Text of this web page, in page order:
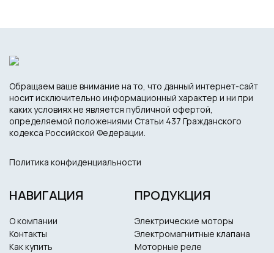
Обращаем ваше внимание на то, что данный интернет-сайт
носит исключительно информационный характер и ни при
каких условиях не является публичной офертой,
определяемой положениями Статьи 437 Гражданского
кодекса Российской Федерации.
Политика конфиденциальности
НАВИГАЦИЯ
О компании
Контакты
Как купить
ПРОДУКЦИЯ
Электрические моторы
Электромагнитные клапана
Моторные реле